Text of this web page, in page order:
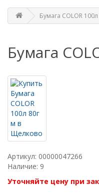
Бумага COLOR
Бумага
Артикул: 00000047266
Наличие: 9
Уточняйте цену при